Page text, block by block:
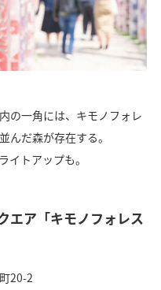
の一角には、キモノフォレ
んだ森が存在する。
イトアップも。
エア「キモノフォレス
20-2